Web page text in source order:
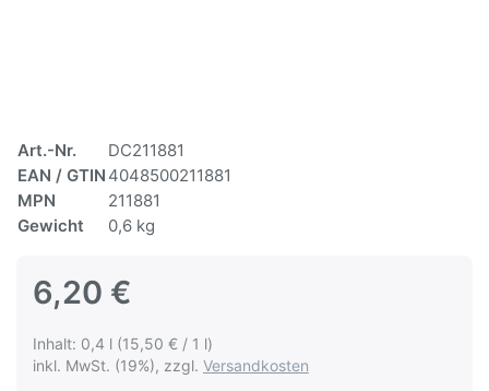
Art.-Nr.
DC211881
EAN / GTIN 4048500211881
MPN
211881
Gewicht
0,6 kg
6,20 €
Inhalt: 0,4 l (15,50 € / 1 l)
inkl. MwSt. (19%), zzgl. Versandkosten